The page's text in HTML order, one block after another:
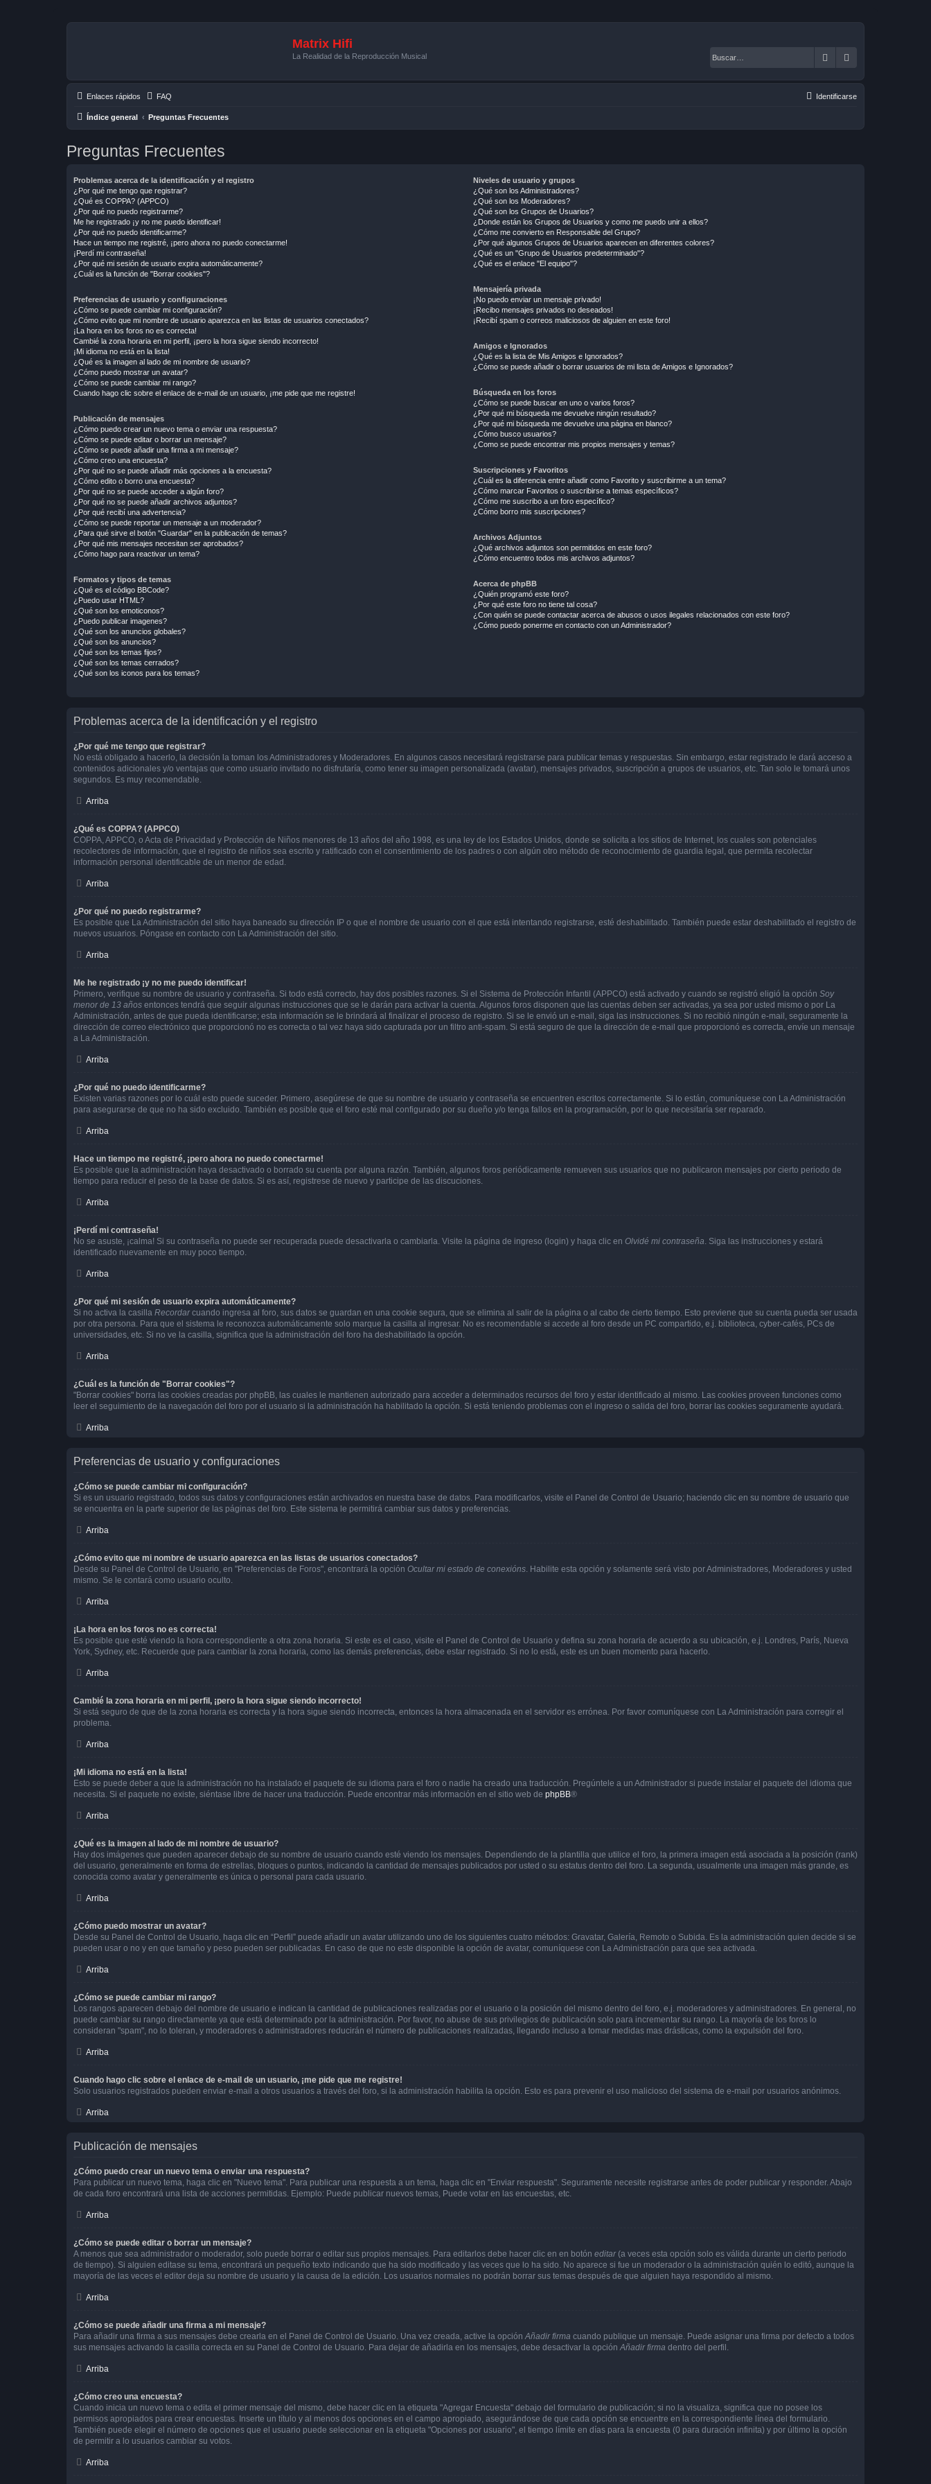
Matrix Hifi
La Realidad de la Reproducción Musical Buscar
Enlaces rápidos FAQ Identificarse
Índice general Preguntas Frecuentes
Preguntas Frecuentes
Problemas acerca de la identificación y el registro
¿Por qué me tengo que registrar?
¿Qué es COPPA? (APPCO)
¿Por qué no puedo registrarme?
Me he registrado ¡y no me puedo identificar!
¿Por qué no puedo identificarme?
Hace un tiempo me registré, ¡pero ahora no puedo conectarme!
¡Perdí mi contraseña!
¿Por qué mi sesión de usuario expira automáticamente?
¿Cuál es la función de "Borrar cookies"?
Preferencias de usuario y configuraciones
¿Cómo se puede cambiar mi configuración?
¿Cómo evito que mi nombre de usuario aparezca en las listas de usuarios conectados?
¡La hora en los foros no es correcta!
Cambié la zona horaria en mi perfil, ¡pero la hora sigue siendo incorrecto!
¡Mi idioma no está en la lista!
¿Qué es la imagen al lado de mi nombre de usuario?
¿Cómo puedo mostrar un avatar?
¿Cómo se puede cambiar mi rango?
Cuando hago clic sobre el enlace de e-mail de un usuario, ¡me pide que me registre!
Publicación de mensajes
¿Cómo puedo crear un nuevo tema o enviar una respuesta?
¿Cómo se puede editar o borrar un mensaje?
¿Cómo se puede añadir una firma a mi mensaje?
¿Cómo creo una encuesta?
¿Por qué no se puede añadir más opciones a la encuesta?
¿Cómo edito o borro una encuesta?
¿Por qué no se puede acceder a algún foro?
¿Por qué no se puede añadir archivos adjuntos?
¿Por qué recibí una advertencia?
¿Cómo se puede reportar un mensaje a un moderador?
¿Para qué sirve el botón "Guardar" en la publicación de temas?
¿Por qué mis mensajes necesitan ser aprobados?
¿Cómo hago para reactivar un tema?
Formatos y tipos de temas
¿Qué es el código BBCode?
¿Puedo usar HTML?
¿Qué son los emoticonos?
¿Puedo publicar imagenes?
¿Qué son los anuncios globales?
¿Qué son los anuncios?
¿Qué son los temas fijos?
¿Qué son los temas cerrados?
¿Qué son los iconos para los temas?
Niveles de usuario y grupos
¿Qué son los Administradores?
¿Qué son los Moderadores?
¿Qué son los Grupos de Usuarios?
¿Donde están los Grupos de Usuarios y como me puedo unir a ellos?
¿Cómo me convierto en Responsable del Grupo?
¿Por qué algunos Grupos de Usuarios aparecen en diferentes colores?
¿Qué es un "Grupo de Usuarios predeterminado"?
¿Qué es el enlace "El equipo"?
Mensajería privada
¡No puedo enviar un mensaje privado!
¡Recibo mensajes privados no deseados!
¡Recibí spam o correos maliciosos de alguien en este foro!
Amigos e Ignorados
¿Qué es la lista de Mis Amigos e Ignorados?
¿Cómo se puede añadir o borrar usuarios de mi lista de Amigos e Ignorados?
Búsqueda en los foros
¿Cómo se puede buscar en uno o varios foros?
¿Por qué mi búsqueda me devuelve ningún resultado?
¿Por qué mi búsqueda me devuelve una página en blanco?
¿Cómo busco usuarios?
¿Como se puede encontrar mis propios mensajes y temas?
Suscripciones y Favoritos
¿Cuál es la diferencia entre añadir como Favorito y suscribirme a un tema?
¿Cómo marcar Favoritos o suscribirse a temas específicos?
¿Cómo me suscribo a un foro específico?
¿Cómo borro mis suscripciones?
Archivos Adjuntos
¿Qué archivos adjuntos son permitidos en este foro?
¿Cómo encuentro todos mis archivos adjuntos?
Acerca de phpBB
¿Quién programó este foro?
¿Por qué este foro no tiene tal cosa?
¿Con quién se puede contactar acerca de abusos o usos ilegales relacionados con este foro?
¿Cómo puedo ponerme en contacto con un Administrador?
Problemas acerca de la identificación y el registro
¿Por qué me tengo que registrar?
No está obligado a hacerlo, la decisión la toman los Administradores y Moderadores. En algunos casos necesitará registrarse para publicar temas y respuestas. Sin embargo, estar registrado le dará acceso a
contenidos adicionales y/o ventajas que como usuario invitado no disfrutaría, como tener su imagen personalizada (avatar), mensajes privados, suscripción a grupos de usuarios, etc. Tan solo le tomará unos
segundos. Es muy recomendable.
Arriba
¿Qué es COPPA? (APPCO)
COPPA, APPCO, o Acta de Privacidad y Protección de Niños menores de 13 años del año 1998, es una ley de los Estados Unidos, donde se solicita a los sitios de Internet, los cuales son potenciales
recolectores de información, que el registro de niños sea escrito y ratificado con el consentimiento de los padres o con algún otro método de reconocimiento de guardia legal, que permita recolectar
información personal identificable de un menor de edad.
Arriba
¿Por qué no puedo registrarme?
Es posible que La Administración del sitio haya baneado su dirección IP o que el nombre de usuario con el que está intentando registrarse, esté deshabilitado. También puede estar deshabilitado el registro de
nuevos usuarios. Póngase en contacto con La Administración del sitio.
Arriba
Me he registrado ¡y no me puedo identificar!
Primero, verifique su nombre de usuario y contraseña. Si todo está correcto, hay dos posibles razones. Si el Sistema de Protección Infantil (APPCO) está activado y cuando se registró eligió la opción Soy
menor de 13 años entonces tendrá que seguir algunas instrucciones que se le darán para activar la cuenta. Algunos foros disponen que las cuentas deben ser activadas, ya sea por usted mismo o por La
Administración, antes de que pueda identificarse; esta información se le brindará al finalizar el proceso de registro. Si se le envió un e-mail, siga las instrucciones. Si no recibió ningún e-mail, seguramente la
dirección de correo electrónico que proporcionó no es correcta o tal vez haya sido capturada por un filtro anti-spam. Si está seguro de que la dirección de e-mail que proporcionó es correcta, envíe un mensaje
a La Administración.
Arriba
¿Por qué no puedo identificarme?
Existen varias razones por lo cuál esto puede suceder. Primero, asegúrese de que su nombre de usuario y contraseña se encuentren escritos correctamente. Si lo están, comuníquese con La Administración
para asegurarse de que no ha sido excluido. También es posible que el foro esté mal configurado por su dueño y/o tenga fallos en la programación, por lo que necesitaría ser reparado.
Arriba
Hace un tiempo me registré, ¡pero ahora no puedo conectarme!
Es posible que la administración haya desactivado o borrado su cuenta por alguna razón. También, algunos foros periódicamente remueven sus usuarios que no publicaron mensajes por cierto periodo de
tiempo para reducir el peso de la base de datos. Si es así, registrese de nuevo y participe de las discuciones.
Arriba
¡Perdí mi contraseña!
No se asuste, ¡calma! Si su contraseña no puede ser recuperada puede desactivarla o cambiarla. Visite la página de ingreso (login) y haga clic en Olvidé mi contraseña. Siga las instrucciones y estará
identificado nuevamente en muy poco tiempo.
Arriba
¿Por qué mi sesión de usuario expira automáticamente?
Si no activa la casilla Recordarcuando ingresa al foro, sus datos se guardan en una cookie segura, que se elimina al salir de la página o al cabo de cierto tiempo. Esto previene que su cuenta pueda ser usada
por otra persona. Para que el sistema le reconozca automáticamente solo marque la casilla al ingresar. No es recomendable si accede al foro desde un PC compartido, e.j. biblioteca, cyber-cafés, PCs de
universidades, etc. Si no ve la casilla, significa que la administración del foro ha deshabilitado la opción.
Arriba
¿Cuál es la función de "Borrar cookies"?
"Borrar cookies" borra las cookies creadas por phpBB, las cuales le mantienen autorizado para acceder a determinados recursos del foro y estar identificado al mismo. Las cookies proveen funciones como
leer el seguimiento de la navegación del foro por el usuario si la administración ha habilitado la opción. Si está teniendo problemas con el ingreso o salida del foro, borrar las cookies seguramente ayudará.
Arriba
Preferencias de usuario y configuraciones
¿Cómo se puede cambiar mi configuración?
Si es un usuario registrado, todos sus datos y configuraciones están archivados en nuestra base de datos. Para modificarlos, visite el Panel de Control de Usuario; haciendo clic en su nombre de usuario que
se encuentra en la parte superior de las páginas del foro. Este sistema le permitirá cambiar sus datos y preferencias.
Arriba
¿Cómo evito que mi nombre de usuario aparezca en las listas de usuarios conectados?
Desde su Panel de Control de Usuario, en "Preferencias de Foros", encontrará la opción Ocultar mi estado de conexións. Habilite esta opción y solamente será visto por Administradores, Moderadores y usted
mismo. Se le contará como usuario oculto.
Arriba
¡La hora en los foros no es correcta!
Es posible que esté viendo la hora correspondiente a otra zona horaria. Si este es el caso, visite el Panel de Control de Usuario y defina su zona horaria de acuerdo a su ubicación, e.j. Londres, París, Nueva
York, Sydney, etc. Recuerde que para cambiar la zona horaria, como las demás preferencias, debe estar registrado. Si no lo está, este es un buen momento para hacerlo.
Arriba
Cambié la zona horaria en mi perfil, ¡pero la hora sigue siendo incorrecto!
Si está seguro de que de la zona horaria es correcta y la hora sigue siendo incorrecta, entonces la hora almacenada en el servidor es errónea. Por favor comuníquese con La Administración para corregir el
problema.
Arriba
¡Mi idioma no está en la lista!
Esto se puede deber a que la administración no ha instalado el paquete de su idioma para el foro o nadie ha creado una traducción. Pregúntele a un Administrador si puede instalar el paquete del idioma que
necesita. Si el paquete no existe, siéntase libre de hacer una traducción. Puede encontrar más información en el sitio web de phpBB®
Arriba
¿Qué es la imagen al lado de mi nombre de usuario?
Hay dos imágenes que pueden aparecer debajo de su nombre de usuario cuando esté viendo los mensajes. Dependiendo de la plantilla que utilice el foro, la primera imagen está asociada a la posición (rank)
del usuario, generalmente en forma de estrellas, bloques o puntos, indicando la cantidad de mensajes publicados por usted o su estatus dentro del foro. La segunda, usualmente una imagen más grande, es
conocida como avatar y generalmente es única o personal para cada usuario.
Arriba
¿Cómo puedo mostrar un avatar?
Desde su Panel de Control de Usuario, haga clic en “Perfil” puede añadir un avatar utilizando uno de los siguientes cuatro métodos: Gravatar, Galería, Remoto o Subida. Es la administración quien decide si se
pueden usar o no y en que tamaño y peso pueden ser publicadas. En caso de que no este disponible la opción de avatar, comuníquese con La Administración para que sea activada.
Arriba
¿Cómo se puede cambiar mi rango?
Los rangos aparecen debajo del nombre de usuario e indican la cantidad de publicaciones realizadas por el usuario o la posición del mismo dentro del foro, e.j. moderadores y administradores. En general, no
puede cambiar su rango directamente ya que está determinado por la administración. Por favor, no abuse de sus privilegios de publicación solo para incrementar su rango. La mayoría de los foros lo
consideran "spam", no lo toleran, y moderadores o administradores reducirán el número de publicaciones realizadas, llegando incluso a tomar medidas mas drásticas, como la expulsión del foro.
Arriba
Cuando hago clic sobre el enlace de e-mail de un usuario, ¡me pide que me registre!
Solo usuarios registrados pueden enviar e-mail a otros usuarios a través del foro, si la administración habilita la opción. Esto es para prevenir el uso malicioso del sistema de e-mail por usuarios anónimos.
Arriba
Publicación de mensajes
¿Cómo puedo crear un nuevo tema o enviar una respuesta?
Para publicar un nuevo tema, haga clic en "Nuevo tema". Para publicar una respuesta a un tema, haga clic en "Enviar respuesta". Seguramente necesite registrarse antes de poder publicar y responder. Abajo
de cada foro encontrará una lista de acciones permitidas. Ejemplo: Puede publicar nuevos temas, Puede votar en las encuestas, etc.
Arriba
¿Cómo se puede editar o borrar un mensaje?
A menos que sea administrador o moderador, solo puede borrar o editar sus propios mensajes. Para editarlos debe hacer clic en en botón editar(a veces esta opción solo es válida durante un cierto periodo
de tiempo). Si alguien editase su tema, encontrará un pequeño texto indicando que ha sido modificado y las veces que lo ha sido. No aparece si fue un moderador o la administración quién lo editó, aunque la
mayoría de las veces el editor deja su nombre de usuario y la causa de la edición. Los usuarios normales no podrán borrar sus temas después de que alguien haya respondido al mismo.
Arriba
¿Cómo se puede añadir una firma a mi mensaje?
Para añadir una firma a sus mensajes debe crearla en el Panel de Control de Usuario. Una vez creada, active la opciónAñadir firma cuando publique un mensaje. Puede asignar una firma por defecto a todos
sus mensajes activando la casilla correcta en su Panel de Control de Usuario. Para dejar de añadirla en los mensajes, debe desactivar la opciónAñadir firma dentro del perfil.
Arriba
¿Cómo creo una encuesta?
Cuando inicia un nuevo tema o edita el primer mensaje del mismo, debe hacer clic en la etiqueta "Agregar Encuesta" debajo del formulario de publicación; si no la visualiza, significa que no posee los
permisos apropiados para crear encuestas. Inserte un título y al menos dos opciones en el campo apropiado, asegurándose de que cada opción se encuentre en la correspondiente línea del formulario.
También puede elegir el número de opciones que el usuario puede seleccionar en la etiqueta "Opciones por usuario", el tiempo límite en días para la encuesta (0 para duración infinita) y por último la opción
de permitir a lo usuarios cambiar su votos.
Arriba